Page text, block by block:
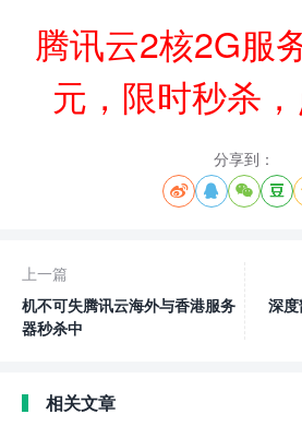
腾讯云2核2G服
元，限时秒杀
分享到：
   
上一篇
机不可失腾讯云海外与香港服务
器秒杀中
深
相关文章